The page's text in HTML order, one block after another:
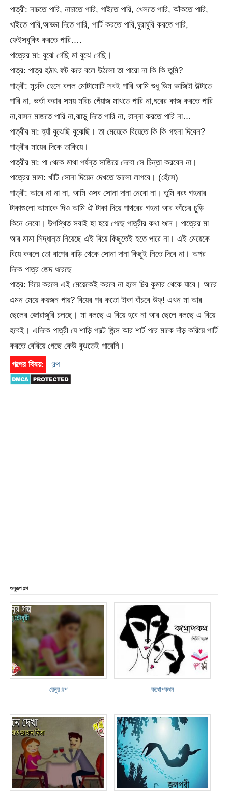
পাত্রী: নাচতে পারি, নাচাতে পারি, গাইতে পারি, খেলতে পারি, আঁকতে পারি,
খাইতে পারি,আড্ডা দিতে পারি, পার্টি করতে পারি,ঘুরাঘুরি করতে পারি,
ফেইসবুকিং করতে পারি….
পাত্রের মা: বুঝে গেছি মা বুঝে গেছি।
পাত্র: পাত্র হঠাৎ ফট করে বলে উঠলো তা পারো না কি কি তুমি?
পাত্রী: মুচকি হেসে বলল মোটামোটি সবই পারি আমি শুধু ডিম ভাজিটা উল্টাতে
পারি না, ভর্তা করার সময় মরিচ পেঁয়াজ মাখতে পারি না,ঘরের কাজ করতে পারি
না,বাসন মাজতে পারি না,ঝাড়ু দিতে পারি না, রান্না করতে পারি না…
পাত্রীর মা: হ্যাঁ বুঝেছি বুঝেছি। তা মেয়েকে বিয়েতে কি কি গহনা দিবেন?
পাত্রীর মায়ের দিকে তাকিয়ে।
পাত্রীর মা: পা থেকে মাথা পর্যন্ত সাজিয়ে দেবো সে চিন্তা করবেন না।
পাত্রের মামা: খাঁটি সোনা দিয়েন দেখতে ভালো লাগবে। (হেঁসে)
পাত্রী: আরে না না না, আমি ওসব সোনা দানা নেবো না। তুমি বরং গহনার
টাকাগুলো আমাকে দিও আমি ঐ টাকা দিয়ে পাথরের গহনা আর কাঁচের চুড়ি
কিনে নেবো। উপস্থিত সবাই হা হয়ে গেছে পাত্রীর কথা শুনে। পাত্রের মা
আর মামা সিদ্ধান্ত নিয়েছে এই বিয়ে কিছুতেই হতে পারে না। এই মেয়েকে
বিয়ে করলে তো বাপের বাড়ি থেকে সোনা দানা কিছুই নিতে দিবে না। অপর
দিকে পাত্র জেদ ধরেছে
পাত্র: বিয়ে করলে এই মেয়েকেই করবে না হলে চির কুমার থেকে যাবে। আরে
এমন মেয়ে কয়জন পায়? বিয়ের পর কতো টাকা বাঁচবে উফ্! এখন মা আর
ছেলের জোরাজুরি চলছে। মা বলছে এ বিয়ে হবে না আর ছেলে বলছে এ বিয়ে
হবেই। এদিকে পাত্রী যে শাড়ি পাল্টে জিন্স আর শার্ট পরে মাকে দাঁড় করিয়ে পার্টি
করতে বেরিয়ে গেছে কেউ বুঝতেই পারেনি।
গল্পের বিষয়:
গল্প
অনুরূপ গল্প
রেনুর গল্প কথোপকথন